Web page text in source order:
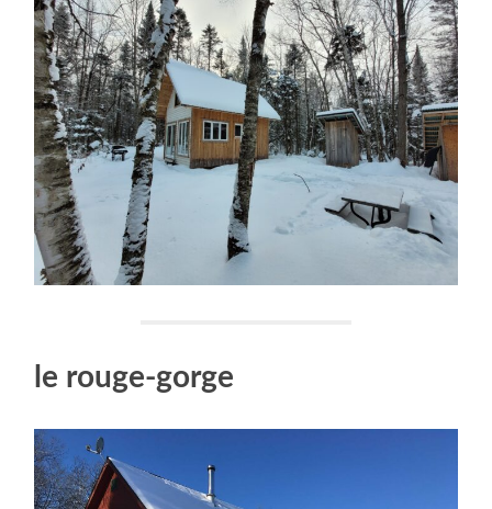
le rouge-gorge